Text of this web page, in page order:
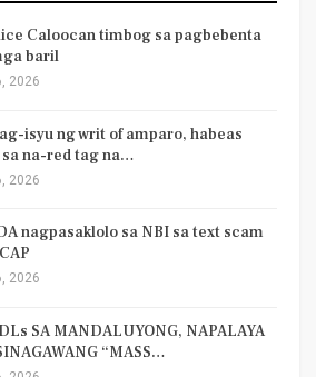
Caloocan timbog sa pagbebenta
baril
2026
isyu ng writ of amparo, habeas
sa na-red tag na…
2026
nagpasaklolo sa NBI sa text scam
2026
SA MANDALUYONG, NAPALAYA
“MASS…